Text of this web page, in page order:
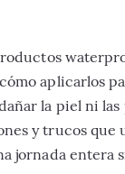
aplicarlos
la piel ni las
y trucos que
jornada entera